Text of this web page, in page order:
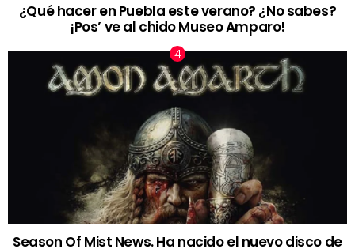
¿Qué hacer en Puebla este verano? ¿No sabes?
¡Pos’ ve al chido Museo Amparo!
Season Of Mist News. Ha nacido el nuevo disco de